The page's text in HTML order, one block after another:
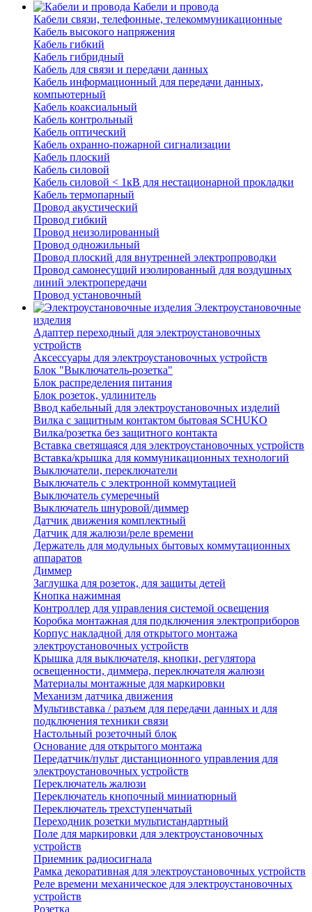
Кабели и провода
Кабели связи, телефонные, телекоммуникационные
Кабель высокого напряжения
Кабель гибкий
Кабель гибридный
Кабель для связи и передачи данных
Кабель информационный для передачи данных,
компьютерный
Кабель коаксиальный
Кабель контрольный
Кабель оптический
Кабель охранно-пожарной сигнализации
Кабель плоский
Кабель силовой
Кабель силовой < 1кВ для нестационарной прокладки
Кабель термопарный
Провод акустический
Провод гибкий
Провод неизолированный
Провод одножильный
Провод плоский для внутренней электропроводки
Провод самонесущий изолированный для воздушных
линий электропередачи
Провод установочный
Электроустановочные
изделия
Адаптер переходный для электроустановочных
устройств
Аксессуары для электроустановочных устройств
Блок "Выключатель-розетка"
Блок распределения питания
Блок розеток, удлинитель
Ввод кабельный для электроустановочных изделий
Вилка с защитным контактом бытовая SCHUKO
Вилка/розетка без защитного контакта
Вставка светящаяся для электроустановочных устройств
Вставка/крышка для коммуникационных технологий
Выключатели, переключатели
Выключатель с электронной коммутацией
Выключатель сумеречный
Выключатель шнуровой/диммер
Датчик движения комплектный
Датчик для жалюзи/реле времени
Держатель для модульных бытовых коммутационных
аппаратов
Диммер
Заглушка для розеток, для защиты детей
Кнопка нажимная
Контроллер для управления системой освещения
Коробка монтажная для подключения электроприборов
Корпус накладной для открытого монтажа
электроустановочных устройств
Крышка для выключателя, кнопки, регулятора
освещенности, диммера, переключателя жалюзи
Материалы монтажные для маркировки
Механизм датчика движения
Мультивставка / разъем для передачи данных и для
подключения техники связи
Настольный розеточный блок
Основание для открытого монтажа
Передатчик/пульт дистанционного управления для
электроустановочных устройств
Переключатель жалюзи
Переключатель кнопочный миниатюрный
Переключатель трехступенчатый
Переходник розетки мультистандартный
Поле для маркировки для электроустановочных
устройств
Приемник радиосигнала
Рамка декоративная для электроустановочных устройств
Реле времени механическое для электроустановочных
устройств
Розетка